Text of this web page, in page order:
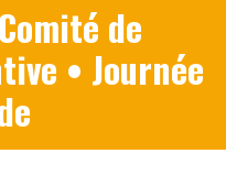
de
• Journée